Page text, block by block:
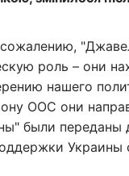
роль – они
нашего
ООС они
были переданы
Украины